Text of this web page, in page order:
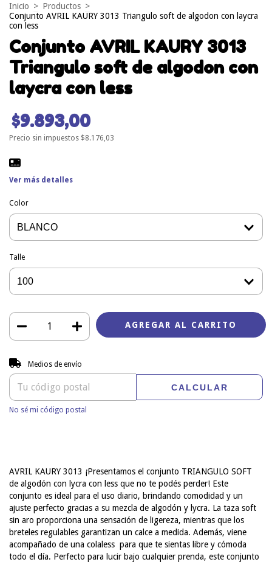
Inicio > Productos >
Conjunto AVRIL KAURY 3013 Triangulo soft de algodon con laycra
con less
Conjunto AVRIL KAURY 3013
Triangulo soft de algodon con
laycra con less
$9.893,00
Precio sin impuestos $8.176,03
Ver más detalles
Color
Talle
Entregas para el CP:
Medios de envío
CALCULAR
No sé mi código postal
AVRIL KAURY 3013 ¡Presentamos el conjunto TRIANGULO SOFT
de algodón con lycra con less que no te podés perder! Este
conjunto es ideal para el uso diario, brindando comodidad y un
ajuste perfecto gracias a su mezcla de algodón y lycra. La taza soft
sin aro proporciona una sensación de ligereza, mientras que los
breteles regulables garantizan un calce a medida. Además, viene
acompañado de una colaless para que te sientas libre y cómoda
todo el día. Perfecto para lucir bajo cualquier prenda, este conjunto